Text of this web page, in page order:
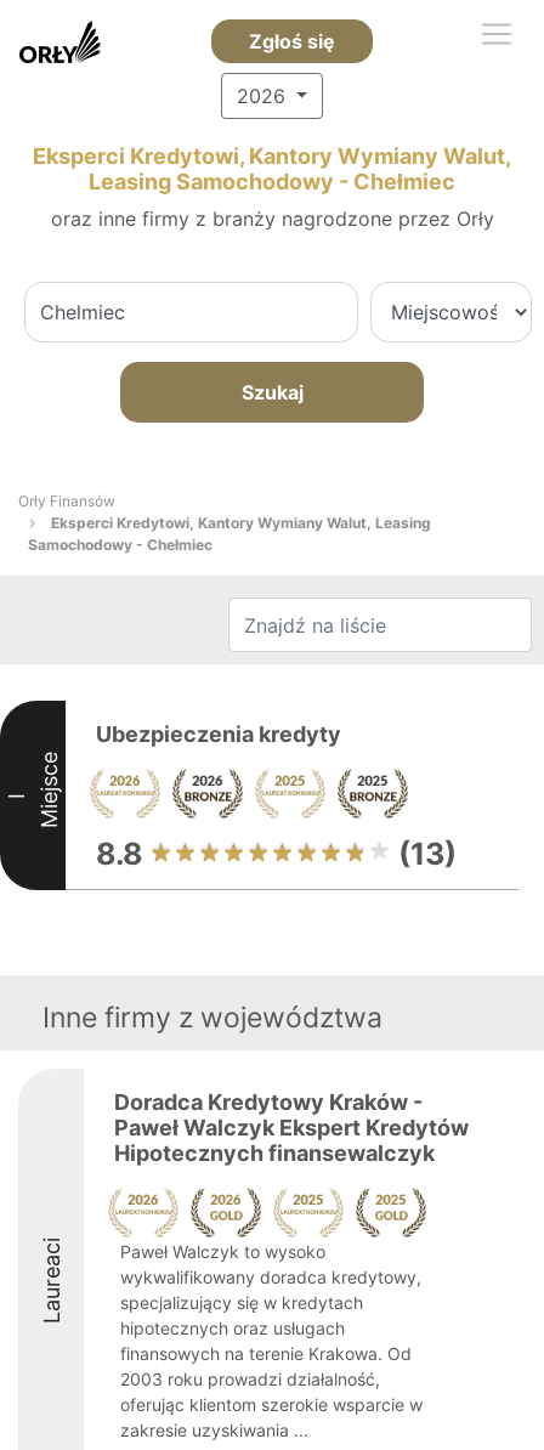
Zgłoś się
2026
Eksperci Kredytowi, Kantory Wymiany Walut,
Leasing Samochodowy - Chełmiec
oraz inne firmy z branży nagrodzone przez Orły
Szukaj
Orły Finansów
Eksperci Kredytowi, Kantory Wymiany Walut, Leasing
Samochodowy - Chełmiec
I Miejsce
Ubezpieczenia kredyty
8.8 (13)
Inne firmy z województwa
Laureaci
Doradca Kredytowy Kraków -
Paweł Walczyk Ekspert Kredytów
Hipotecznych finansewalczyk
Paweł Walczyk to wysoko
wykwalifikowany doradca kredytowy,
specjalizujący się w kredytach
hipotecznych oraz usługach
finansowych na terenie Krakowa. Od
2003 roku prowadzi działalność,
oferując klientom szerokie wsparcie w
zakresie uzyskiwania ...